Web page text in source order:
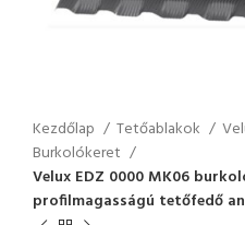
Kezdőlap Tetőablakok
Burkolókeret
Velux EDZ 0000 MK06
profilmagasságú tetőfedő